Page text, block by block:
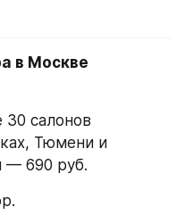
в Москве
30 салонов
Тюмени и
— 690 руб.